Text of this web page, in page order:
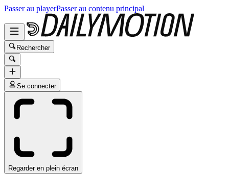
Passer au playerPasser au contenu principal
Rechercher
Se connecter
Regarder en plein écran